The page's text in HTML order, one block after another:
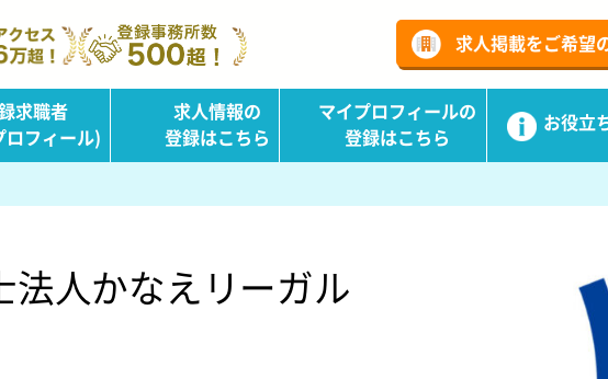
士JOBサーチ 求人掲載をご希望
求職者
ロフィール)
求人情報の
登録はこちら
マイプロフィールの
登録はこちら
お役立
法人かなえリーガル